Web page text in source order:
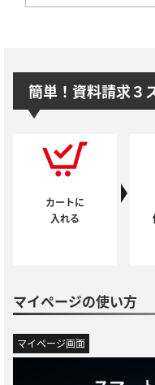
簡単！資料請求３
カートに
入れる
マイページの使い方
マイページ画面